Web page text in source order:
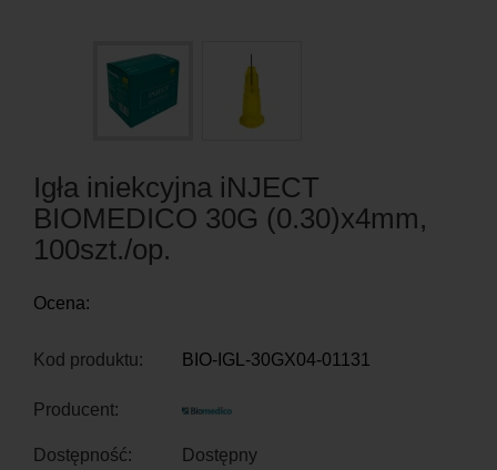
Igła iniekcyjna iNJECT
BIOMEDICO 30G (0.30)x4mm,
100szt./op.
Ocena:
Kod produktu: BIO-IGL-30GX04-01131
Producent:
Dostępność:
Dostępny